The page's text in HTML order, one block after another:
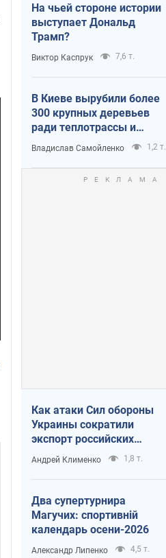
На чьей стороне истории
выступает Дональд
Трамп?
Виктор Каспрук 7,6 т.
В Киеве вырубили более
300 крупных деревьев
ради теплотрассы и
вопреки Генплану
Владислав Самойленко 1,2 т.
Как атаки Сил обороны
Украины сократили
экспорт российских
нефтепродуктов
Андрей Клименко 1,8 т.
Два супертурнира
Магучих: спортивній
календарь осени-2026
Александр Липенко 4,5 т.